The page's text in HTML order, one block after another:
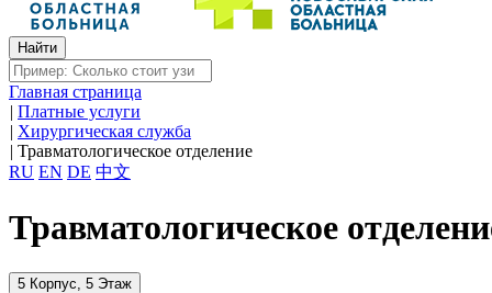
Главная страница
| Платные услуги
| Хирургическая служба
| Травматологическое отделение
RU EN DE 中文
Травматологическое
5 Корпус, 5 Этаж